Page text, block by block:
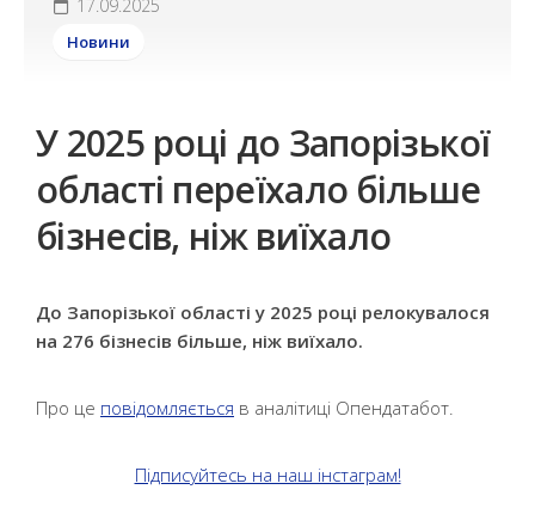
17.09.2025
Новини
У 2025 році до Запорізької
області переїхало більше
бізнесів, ніж виїхало
До Запорізької області у 2025 році релокувалося
на 276 бізнесів більше, ніж виїхало.
Про це повідомляється в аналітиці Опендатабот.
Підписуйтесь на наш інстаграм!